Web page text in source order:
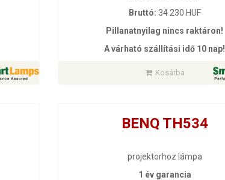
Bruttó: 34 230 HUF
Pillanatnyilag nincs raktáron!
A várható szállítási idő 10 nap!
Kosárba
BENQ TH534
projektorhoz lámpa
1 év garancia